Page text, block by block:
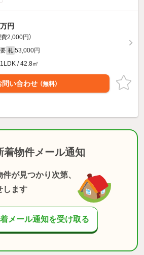
万円
費2,000円）
礼 53,000円
/ 42.8㎡
問い合わせ （無料）
着物件メール通知
が見つかり次第、
します
メール通知を受け取る